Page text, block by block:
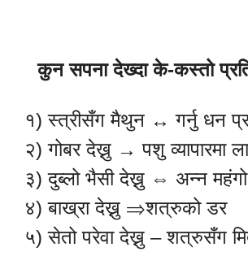
कुन सपना देख्दा के-कस्तो
१) स्त्रीसँग मैथुन ↔ गर्नु धन
२) गोबर देख्नु → पशु व्यापारमा
३) दुब्लो भैसी देख्नु ⇔ अन्न
४) बाख्रा देख्नु ⇒शत्रुको डर
५) सेतो परेवा देख्नु – शत्रुसँग